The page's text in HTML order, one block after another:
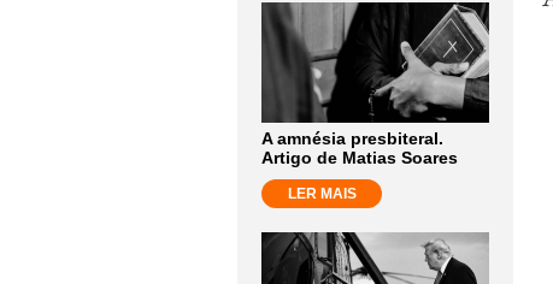
A amnésia presbiteral.
Artigo de Matias Soares
LER MAIS